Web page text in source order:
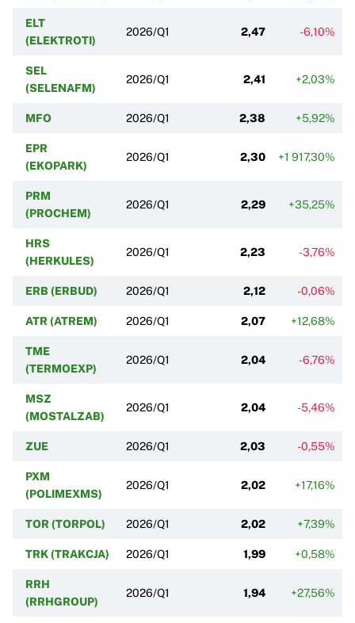
ELT
(ELEKTROTI)
2026/Q1 2,47 -6,10%
SEL
(SELENAFM)
2026/Q1 2,41 +2,03%
MFO 2026/Q1 2,38 +5,92%
EPR
(EKOPARK)
2026/Q1 2,30 +1 917,30%
PRM
(PROCHEM)
2026/Q1 2,29 +35,25%
HRS
(HERKULES)
2026/Q1 2,23 -3,76%
ERB (ERBUD) 2026/Q1 2,12 -0,06%
ATR (ATREM) 2026/Q1 2,07 +12,68%
TME
(TERMOEXP)
2026/Q1 2,04 -6,76%
MSZ
(MOSTALZAB)
2026/Q1 2,04 -5,46%
ZUE 2026/Q1 2,03 -0,55%
PXM
(POLIMEXMS)
2026/Q1 2,02 +17,16%
TOR (TORPOL) 2026/Q1 2,02 +7,39%
TRK (TRAKCJA) 2026/Q1 1,99 +0,58%
RRH
(RRHGROUP)
2026/Q1 1,94 +27,56%